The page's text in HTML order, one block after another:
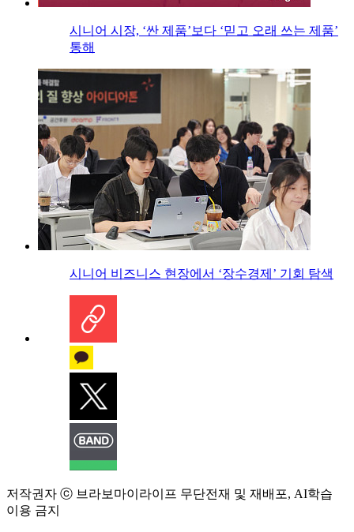
시니어 시장, ‘싼 제품’보다 ‘믿고 오래 쓰는 제품’
통해
시니어 비즈니스 현장에서 ‘장수경제’ 기회 탐색
저작권자 ⓒ 브라보마이라이프 무단전재 및 재배포, AI학습
이용 금지